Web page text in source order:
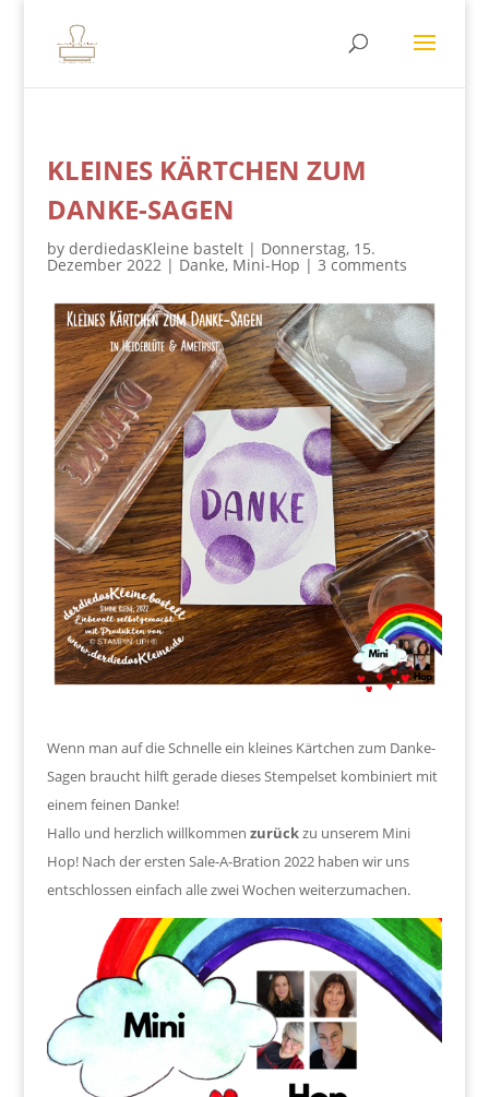
KLEINES KÄRTCHEN ZUM
DANKE-SAGEN
by derdiedasKleine bastelt| Donnerstag, 15.
Dezember 2022| Danke, Mini-Hop | 3 comments
Wenn man auf die Schnelle ein kleines Kärtchen zum Danke-
Sagen braucht hilft gerade dieses Stempelset kombiniert mit
einem feinen Danke!
Hallo und herzlich willkommen zurückzu unserem Mini
Hop! Nach der ersten Sale-A-Bration 2022 haben wir uns
entschlossen einfach alle zwei Wochen weiterzumachen.